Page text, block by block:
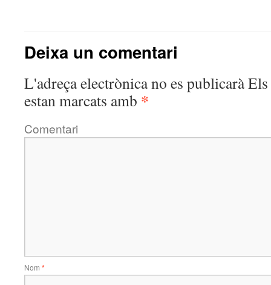
Deixa un comentari
L'adreça electrònica no es publicaràEls
estan marcats amb *
Comentari
Nom *